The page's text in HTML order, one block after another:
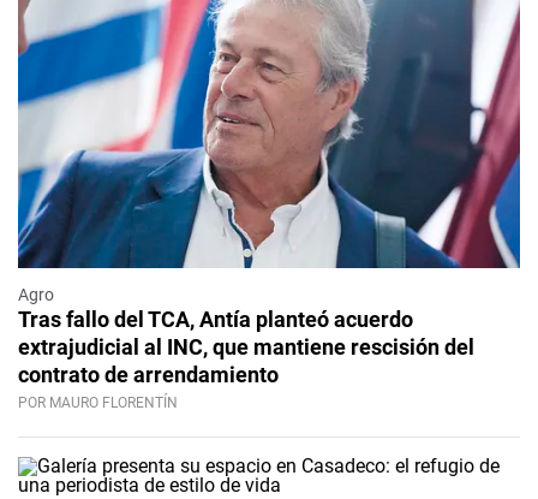
Agro
Tras fallo del TCA, Antía planteó acuerdo
extrajudicial al INC, que mantiene rescisión del
contrato de arrendamiento
POR MAURO FLORENTÍN